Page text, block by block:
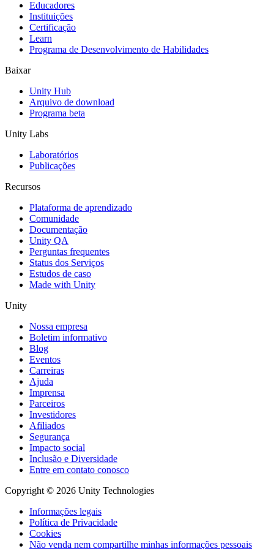
Jogos XR
Lance jogos XR em várias plataformas
Jogos com multijogador
Educadores
Instituições
Certificação
Learn
Programa de Desenvolvimento de Habilidades
Baixar
Unity Hub
Arquivo de download
Programa beta
Unity Labs
Laboratórios
Publicações
Recursos
Plataforma de aprendizado
Comunidade
Documentação
Unity QA
Perguntas frequentes
Status dos Serviços
Estudos de caso
Made with Unity
Unity
Nossa empresa
Boletim informativo
Blog
Eventos
Carreiras
Ajuda
Imprensa
Parceiros
Investidores
Afiliados
Segurança
Impacto social
Inclusão e Diversidade
Entre em contato conosco
Copyright © 2026 Unity Technologies
Informações legais
Política de Privacidade
Cookies
Não venda nem compartilhe minhas informações pessoais